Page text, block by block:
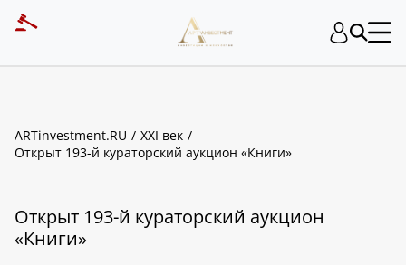
ARTinvestment.RU
XXI век
Открыт 193-й кураторский аукцион «Книги»
Открыт 193-й кураторский аукцион
«Книги»